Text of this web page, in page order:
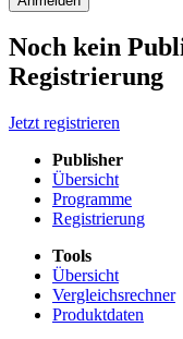
Noch kein
Registrierung
Jetzt registrieren
Publisher
Übersicht
Programme
Registrierung
Tools
Übersicht
Vergleichsrechner
Produktdaten